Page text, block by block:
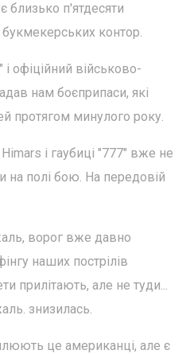
близько п'ятдесяти
контор.
офіційний військово-
нам боєприпаси, які
протягом минулого року.
і гаубиці "777" вже не
на полі бою. На передовій
ворог вже давно
наших пострілів
прилітають, але не туди...
знизилась.
це американці, але є